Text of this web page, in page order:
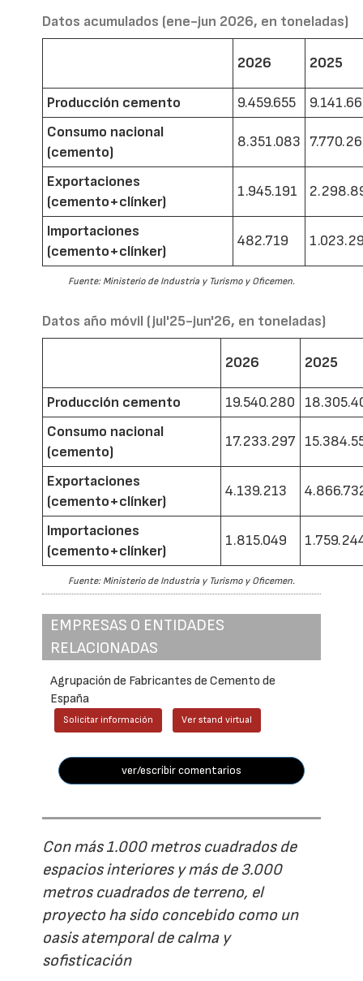
Datos acumulados (ene-jun 2026, en toneladas)
2026 2025
Producción cemento 9.459.655
Consumo nacional
(cemento)
8.351.083
Exportaciones
(cemento+clínker)
1.945.191
Importaciones
(cemento+clínker)
482.719
Fuente: Ministerio de Industria y Turismo y Oficemen.
Datos año móvil (jul'25-jun'26, en toneladas)
2026 2025
Producción cemento 19.540.280
Consumo nacional
(cemento)
17.233.297
Exportaciones
(cemento+clínker)
4.139.213
Importaciones
(cemento+clínker)
1.815.049
Fuente: Ministerio de Industria y Turismo y Oficemen.
EMPRESAS O ENTIDADES
RELACIONADAS
Agrupación de Fabricantes de Cemento de
España
Solicitar información Ver stand virtual
ver/escribir comentarios
Con más 1.000 metros cuadrados de
espacios interiores y más de 3.000
metros cuadrados de terreno, el
proyecto ha sido concebido como un
oasis atemporal de calma y
sofisticación